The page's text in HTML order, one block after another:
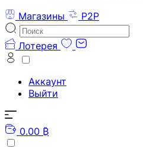
Магазины
P2P
Лотерея
Аккаунт
Выйти
0.00 ₿